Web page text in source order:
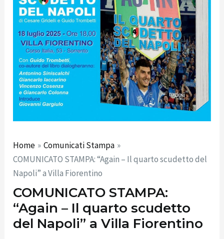
Home
Comunicati Stampa
COMUNICATO STAMPA: “Again – Il quarto scudetto del
Napoli” a Villa Fiorentino
COMUNICATO STAMPA:
“Again – Il quarto scudetto
del Napoli” a Villa Fiorentino